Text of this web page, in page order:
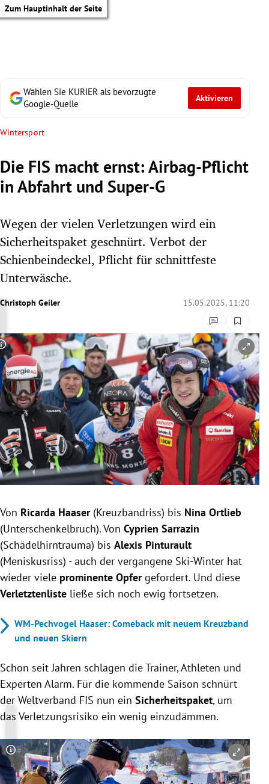
Zum Hauptinhalt der Seite
Untermenü
Untermenü
Untermenü
Untermenü
Untermenü
Untermenü
Untermenü
Untermenü
Untermenü
Untermenü
Wählen Sie KURIER als bevorzugte
Google-Quelle
Aktivieren
Wintersport
Die FIS macht ernst: Airbag-Pflicht
in Abfahrt und Super-G
Wegen der vielen Verletzungen wird ein
Sicherheitspaket geschnürt. Verbot der
Schienbeindeckel, Pflicht für schnittfeste
Unterwäsche.
Christoph Geiler 15.05.2025, 11:20
Copyright-Hinweis öffnen/schließen
Von Ricarda Haaser(Kreuzbandriss) bis Nina Ortlieb
(Unterschenkelbruch). Von Cyprien Sarrazin
(Schädelhirntrauma) bis Alexis Pinturault
(Meniskusriss) - auch der vergangene Ski-Winter hat
wieder viele prominente Opfergefordert. Und diese
Verletztenliste ließe sich noch ewig fortsetzen.
WM-Pechvogel Haaser: Comeback mit neuem Kreuzband
und neuen Skiern
Schon seit Jahren schlagen die Trainer, Athleten und
Experten Alarm. Für die kommende Saison schnürt
der Weltverband FIS nun ein Sicherheitspaket, um
das Verletzungsrisiko ein wenig einzudämmen.
Copyright-Hinweis öffnen/schließen